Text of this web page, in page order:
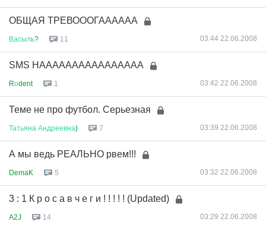
ОБЩАЯ ТРЕВОООГАААААА
Васыль? 11 03:44 22.06.2008
SMS НАААААААААААААААА
Rоdent 1 03:42 22.06.2008
Теме не про футбол. Серьезная
Татьяна Андреевна) 7 03:39 22.06.2008
А мы ведь РЕАЛЬНО рвем!!!
DemaK 5 03:32 22.06.2008
3 : 1 К р о с а в ч е г и ! ! ! ! ! (Updated)
A2J 14 03:29 22.06.2008